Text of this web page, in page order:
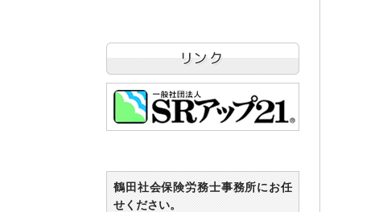
鶴田社会保険労務士事務所にお任
せください。